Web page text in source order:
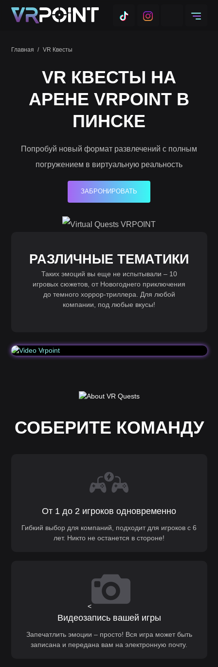
Главная VR Квесты
VR КВЕСТЫ НА
АРЕНЕ VRPOINT В
ПИНСКЕ
Попробуй новый формат развлечений с полным
погружением в виртуальную реальность
ЗАБРОНИРОВАТЬ
РАЗЛИЧНЫЕ ТЕМАТИКИ
Таких эмоций вы еще не испытывали – 10
игровых сюжетов, от Новогоднего приключения
до темного хоррор-триллера. Для любой
компании, под любые вкусы!
СОБЕРИТЕ КОМАНДУ
От 1 до 2 игроков одновременно
Гибкий выбор для компаний, подходит для игроков с 6
лет. Никто не останется в стороне!
<
Видеозапись вашей игры
Запечатлить эмоции – просто! Вся игра может быть
записана и передана вам на электронную почту.